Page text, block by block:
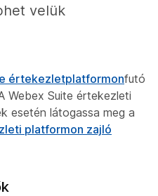
velük
értekezletplatformonfutó
Webex Suite értekezleti
esetén látogassa meg a
platformon zajló